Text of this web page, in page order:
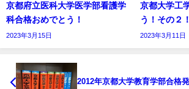
京都府立医科大学医学部看護学
科合格おめでとう！
2023年3月15日
京都大学工
う！その２！
2023年3月11日
2012年京都大学教育学部合格